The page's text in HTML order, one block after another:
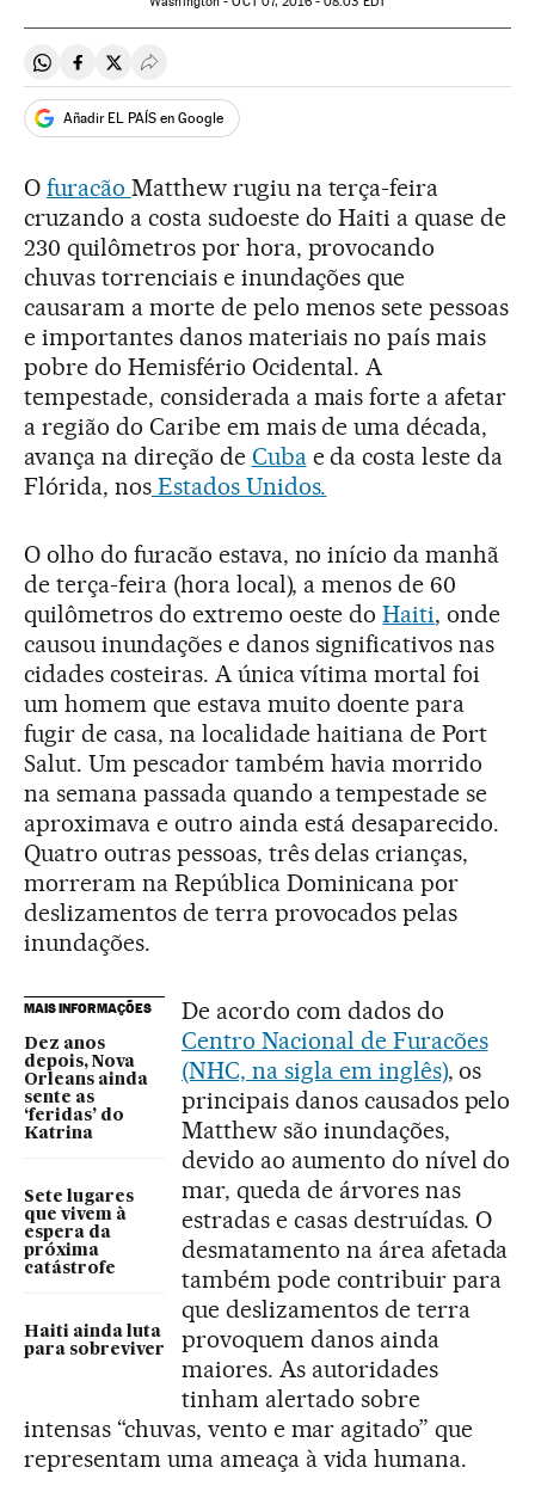
Compartir en Whatsapp
Compartir en Facebook
Compartir en Twitter
Desplegar Redes Sociales
Añadir EL PAÍS en Google
O furacão Matthew rugiu na terça-feira
cruzando a costa sudoeste do Haiti a quase de
230 quilômetros por hora, provocando
chuvas torrenciais e inundações que
causaram a morte de pelo menos sete pessoas
e importantes danos materiais no país mais
pobre do Hemisfério Ocidental. A
tempestade, considerada a mais forte a afetar
a região do Caribe em mais de uma década,
avança na direção de Cubae da costa leste da
Flórida, nosEstados Unidos.
O olho do furacão estava, no início da manhã
de terça-feira (hora local), a menos de 60
quilômetros do extremo oeste doHaiti, onde
causou inundações e danos significativos nas
cidades costeiras. A única vítima mortal foi
um homem que estava muito doente para
fugir de casa, na localidade haitiana de Port
Salut. Um pescador também havia morrido
na semana passada quando a tempestade se
aproximava e outro ainda está desaparecido.
Quatro outras pessoas, três delas crianças,
morreram na República Dominicana por
deslizamentos de terra provocados pelas
inundações.
MAIS INFORMAÇÕES
Dez anos
depois, Nova
Orleans ainda
sente as
‘feridas’ do
Katrina
Sete lugares
que vivem à
espera da
próxima
catástrofe
Haiti ainda luta
para sobreviver
De acordo com dados do
Centro Nacional de Furacões
(NHC, na sigla em inglês), os
principais danos causados pelo
Matthew são inundações,
devido ao aumento do nível do
mar, queda de árvores nas
estradas e casas destruídas. O
desmatamento na área afetada
também pode contribuir para
que deslizamentos de terra
provoquem danos ainda
maiores. As autoridades
tinham alertado sobre
intensas “chuvas, vento e mar agitado” que
representam uma ameaça à vida humana.